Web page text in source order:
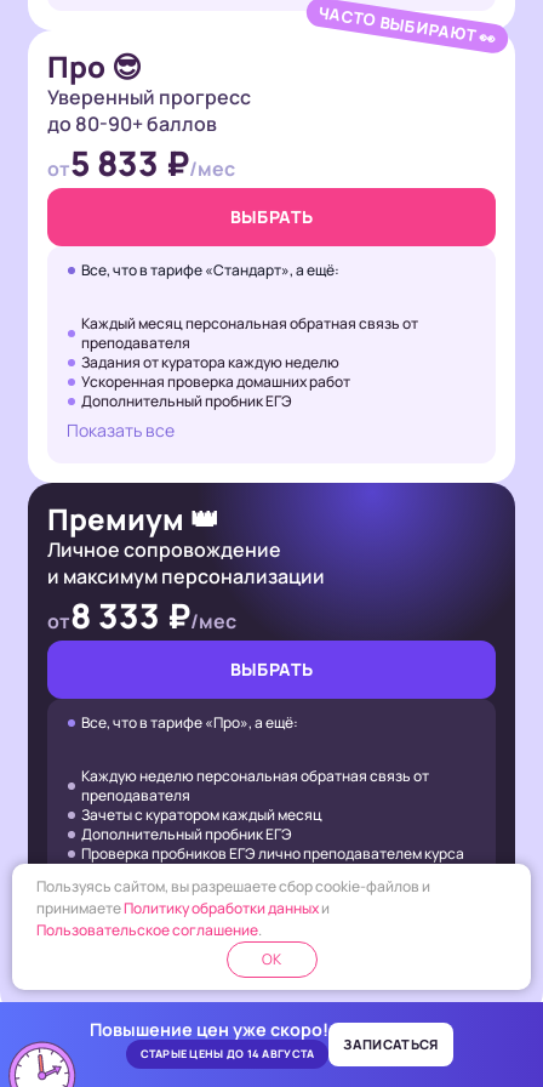
которая работает над курсом за этот год🫶
🏻 Это было очень круто, и результат
говорит сам за себя🥳
ЧАСТО ВЫБИРАЮТ 👀
Про 😎
Уверенный прогресс
до 80-90+ баллов
от5 833 ₽/мес
ВЫБРАТЬ
Все, что в тарифе «Стандарт», а ещё:
Каждый месяц персональная обратная связь от
преподавателя
Задания от куратора каждую неделю
Ускоренная проверка домашних работ
Дополнительный пробник ЕГЭ
Показать все
Премиум 👑
Личное сопровождение
и максимум персонализации
от8 333 ₽/мес
ВЫБРАТЬ
Все, что в тарифе «Про», а ещё:
Каждую неделю персональная обратная связь от
преподавателя
Зачеты с куратором каждый месяц
Дополнительный пробник ЕГЭ
Проверка пробников ЕГЭ лично преподавателем курса
Показать все
ПОКАЗАТЬ ВСЕ ОТЛИЧИЯ ТАРИФОВ
Повышение цен уже скоро!
СТАРЫЕ ЦЕНЫ ДО 14 АВГУСТА ЗАПИСАТЬСЯ
Пользуясь сайтом, вы разрешаете сбор cookie-файлов и
принимаетеПолитику обработки данныхи
Пользовательское соглашение.
OK